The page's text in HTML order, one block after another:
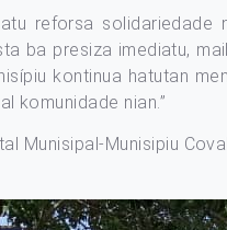
reforsa
ba presiza imediatu,
kontinua hatutan
komunidade nian.”
Munisipal-Munisipiu